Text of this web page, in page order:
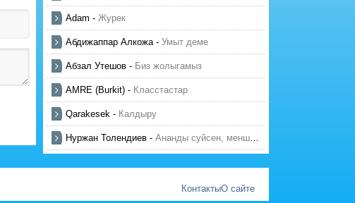
Adam - Журек
Абдижаппар Алкожа- Умыт деме
Абзал Утешов - Биз жолыгамыз
AMRE (Burkit) - Класстастар
Qarakesek - Калдыру
Нуржан Толендиев - Ананды суйсен, менше суй
КонтактыО сайте